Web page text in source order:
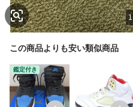
1
この商品よりも安い類似商品
鑑定付き